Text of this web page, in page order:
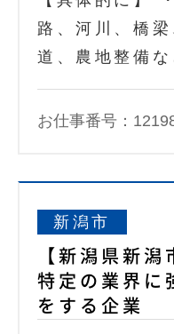
路、河川、橋
道、農地整備
お仕事番号：
新潟市
【新潟県新潟
特定の業界に
をする企業